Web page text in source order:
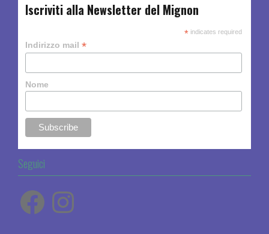
Iscriviti alla Newsletter del Mignon
*indicates required
Indirizzo mail *
Nome
Seguici
FacebookInstagram